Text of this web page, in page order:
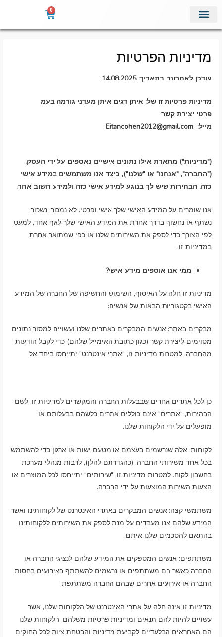
לתוכן
0
עגלת
מדיניות הפרטיות
עודכן לאחרונה בתאריך: 14.08.2025
מדיניות פרטיות זו של: איתן דגים איתן מעדני גורמה בעמ
פרטי יצירת קשר
מייל: Eitancohen2012@gmail.com
("מדיניות") מתארת אילו נתונים אישיים נאספים על ידי העסק.
("החברה", "אנחנו" או "שלנו"), כיצד אנו משתמשים במידע אישי
כזה, הבחירות שיש לך בנוגע למידע אישי כזה ולמידע חשוב אחר.
אנו שומרים על המידע האישי שלך אישי ופרטי. לא נמכור, נשכור,
נשתף או נחשוף בדרך אחרת את המידע האישי שלך לאף אחד, למעט
לפי הצורך כדי לספק את השירותים שלנו או כפי שמתואר אחרת
במדיניות זו.
ממי אנו אוספים מידע אישי?
מדיניות זו חלה על האיסוף, השימוש והחשיפה של החברה של המידע
האישי בקטגוריות הבאות של אנשים:
מבקרים באתר: אנשים המבקרים באתרים שלנו ועשויים למסור נתונים
מסוימים ליצירת קשר (כגון כתובת האימייל שלהם) כדי לקבל הודעות
מהחברה. למטרות מדיניות זו, "אתרי אינטרנט" יתייחסו ביחד אל
כן לכל אתרים אחרים שבבעלות החברה והמקשרים למדיניות זו. לשם
הבהירות, "אתרים" אינם כוללים אתרים כלשהם בבעלותם או
מופעלים על ידי הלקוחות שלנו.
לקוחות: אלה שנרשמים בעצמם או מטעם ישות או ארגון כדי להשתמש
בכל אחד משירותי החברה. (כהגדרתם להלן), לרבות מנהלי מערכת
בחשבון לקוח. למטרות מדיניות זו, "שירותים" יתייחסו לכל המוצרים או
הצעות השירות המוצעות על ידי החברה.
משתמשי קצה: אנשים המבקרים באתרי האינטרנט של לקוחותינו ואשר
המידע שלהם אנו מעבדים על מנת לספק את השירותים ללקוחותינו
בהתאם להסכמים שלנו איתם.
משתתפים: אנשים המספקים את המידע שלהם לנציגי החברה או
החברה כאשר הם משתתפים או נרשמים להשתתף באירועים בחסות
החברה או אירועים אחרים שבהם החברה משתתפת.
מדיניות זו אינה חלה על אתרי האינטרנט של הלקוחות שלנו, אשר
עשויים להיות להם תנאים ומדיניות פרטיות משלהם. הלקוחות שלנו
הם האחראים הבלעדיים לקביעת מדיניות והבטחת ציות לכל החוקים